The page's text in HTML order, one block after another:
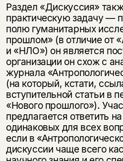
Раздел «Дискуссия»
практическую задачу —
полю гуманитарных
прошлом» (в отличие от
и «НЛО») он является
организации он схож с
журнала
(на который, кстати,
вступительной статьи в
«Нового прошлого»).
предлагается ответить
одинаковых для всех
если в
дискуссии чаще всего